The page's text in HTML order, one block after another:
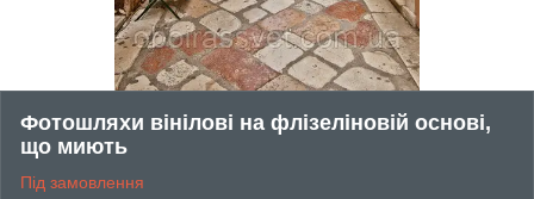
Фотошляхи вінілові на флізеліновій основі,
що миють
Під замовлення